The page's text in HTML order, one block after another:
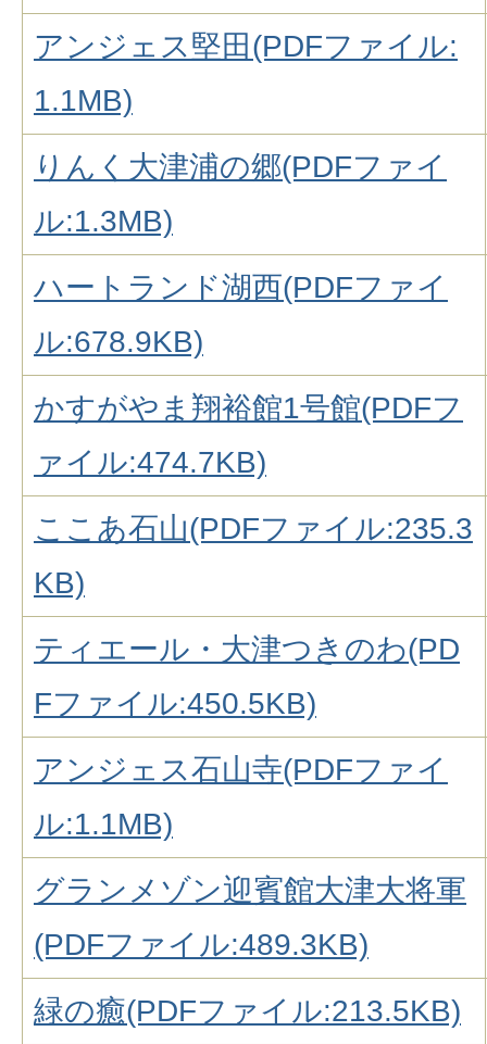
アンジェス堅田(PDFファイル:
1.1MB)
りんく大津浦の郷(PDFファイ
ル:1.3MB)
ハートランド湖西(PDFファイ
ル:678.9KB)
かすがやま翔裕館1号館(PDFフ
ァイル:474.7KB)
ここあ石山(PDFファイル:235.3
KB)
ティエール・大津つきのわ(PD
Fファイル:450.5KB)
アンジェス石山寺(PDFファイ
ル:1.1MB)
グランメゾン迎賓館大津大将軍
(PDFファイル:489.3KB)
緑の癒(PDFファイル:213.5KB)